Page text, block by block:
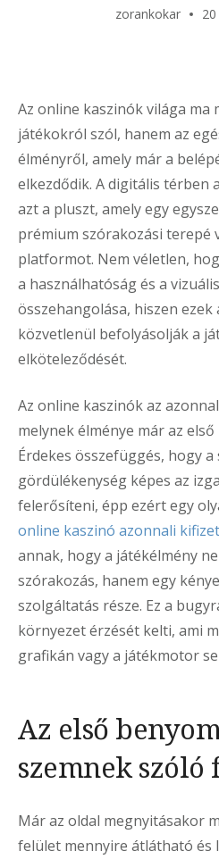
zorankokar
Az online kaszinók világa ma
játékokról szól, hanem az
élményről, amely már a
elkezdődik. A digitális térben
azt a pluszt, amely egy
prémium szórakozási terepé
platformot. Nem véletlen,
a használhatóság és a
összehangolása, hiszen ezek
közvetlenül befolyásolják a
elköteleződését.
Az online kaszinók az
melynek élménye már az
Érdekes összefüggés, hogy a
gördülékenység képes az
felerősíteni, épp ezért egy
online kaszinó azonnali
annak, hogy a játékélmény
szórakozás, hanem egy
szolgáltatás része. Ez a
környezet érzését kelti, ami
grafikán vagy a játékmotor
Az első
szemnek szóló
Már az oldal megnyitásakor
felület mennyire átlátható és